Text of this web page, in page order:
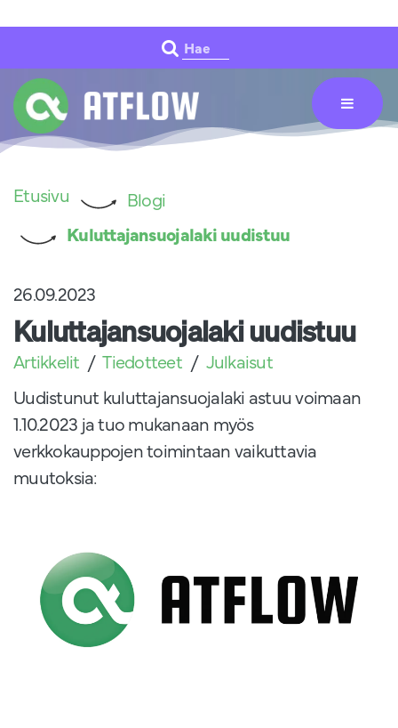
Hae
Etusivu
Blogi
Kuluttajansuojalaki uudistuu
26.09.2023
Kuluttajansuojalaki uudistuu
Artikkelit Tiedotteet
Julkaisut
Uudistunut kuluttajansuojalaki astuu voimaan
1.10.2023 ja tuo mukanaan myös
verkkokauppojen toimintaan vaikuttavia
muutoksia: